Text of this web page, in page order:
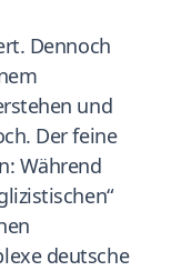
Dennoch
und
Der feine
Während
deutsche